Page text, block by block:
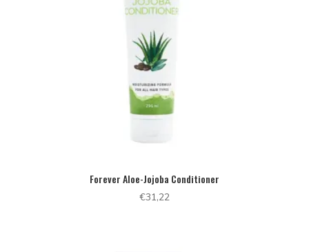
Forever Aloe-Jojoba Conditioner
€31,22